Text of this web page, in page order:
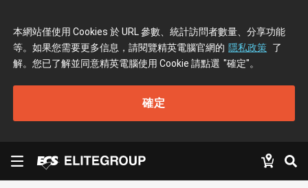
本網站僅使用 Cookies 於 URL 參數、統計訪問者數量、分享功能
等。如果您需要更多信息，請閱覽精英電腦官網的 隱私政策 了
解。您已了解並同意精英電腦使用 Cookie 請點選 "確定"。
確定